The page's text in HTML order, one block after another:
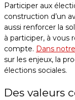
Participer aux
construction d’un
aussi renforcer la
à participer, à vous
compte. Dans
sur les enjeux, la
élections sociales.
Des valeurs